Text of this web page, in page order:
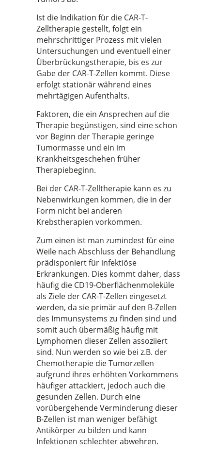
Ist die Indikation für die CAR-T-
Zelltherapie gestellt, folgt ein
mehrschrittiger Prozess mit vielen
Untersuchungen und eventuell einer
Überbrückungstherapie, bis es zur
Gabe der CAR-T-Zellen kommt. Diese
erfolgt stationär während eines
mehrtägigen Aufenthalts.
Faktoren, die ein Ansprechen auf die
Therapie begünstigen, sind eine schon
vor Beginn der Therapie geringe
Tumormasse und ein im
Krankheitsgeschehen früher
Therapiebeginn.
Bei der CAR-T-Zelltherapie kann es zu
Nebenwirkungen kommen, die in der
Form nicht bei anderen
Krebstherapien vorkommen.
Zum einen ist man zumindest für eine
Weile nach Abschluss der Behandlung
prädisponiert für infektiöse
Erkrankungen. Dies kommt daher, dass
häufig die CD19-Oberflächenmoleküle
als Ziele der CAR-T-Zellen eingesetzt
werden, da sie primär auf den B-Zellen
des Immunsystems zu finden sind und
somit auch übermäßig häufig mit
Lymphomen dieser Zellen assoziiert
sind. Nun werden so wie bei z.B. der
Chemotherapie die Tumorzellen
aufgrund ihres erhöhten Vorkommens
häufiger attackiert, jedoch auch die
gesunden Zellen. Durch eine
vorübergehende Verminderung dieser
B-Zellen ist man weniger befähigt
Antikörper zu bilden und kann
Infektionen schlechter abwehren.